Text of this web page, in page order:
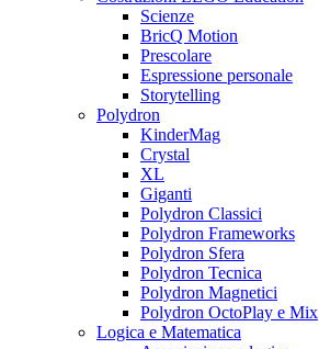
Scienze
BricQ Motion
Prescolare
Espressione personale
Storytelling
Polydron
KinderMag
Crystal
XL
Giganti
Polydron Classici
Polydron Frameworks
Polydron Sfera
Polydron Tecnica
Polydron Magnetici
Polydron OctoPlay e Mix
Logica e Matematica